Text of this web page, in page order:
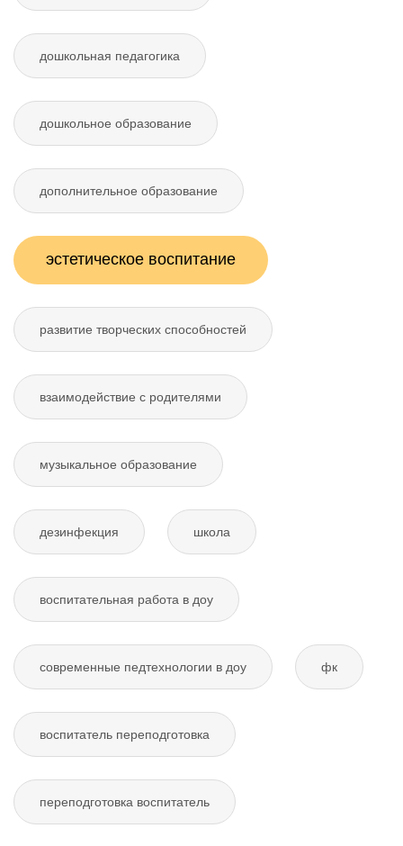
дошкольная педагогика
дошкольное образование
дополнительное образование
эстетическое воспитание
развитие творческих способностей
взаимодействие с родителями
музыкальное образование
дезинфекция школа
воспитательная работа в доу
современные педтехнологии в доу фк
воспитатель переподготовка
переподготовка воспитатель